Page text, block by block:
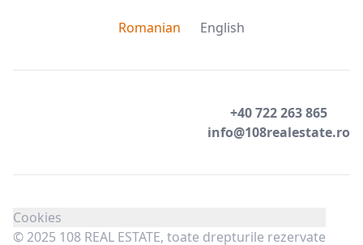
Romanian English
+40 722 263 865
info@108realestate.ro
Cookies
© 2025 108 REAL ESTATE, toate drepturile rezervate